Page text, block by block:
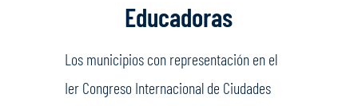
Educadoras
Los municipios con representación en el
Ier Congreso Internacional de Ciudades